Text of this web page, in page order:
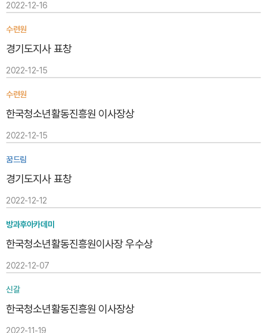
2022-12-16
수련원
경기도지사 표창
2022-12-15
수련원
한국청소년활동진흥원 이사장상
2022-12-15
꿈드림
경기도지사 표창
2022-12-12
방과후아카데미
한국청소년활동진흥원이사장 우수상
2022-12-07
신갈
한국청소년활동진흥원 이사장상
2022-11-19